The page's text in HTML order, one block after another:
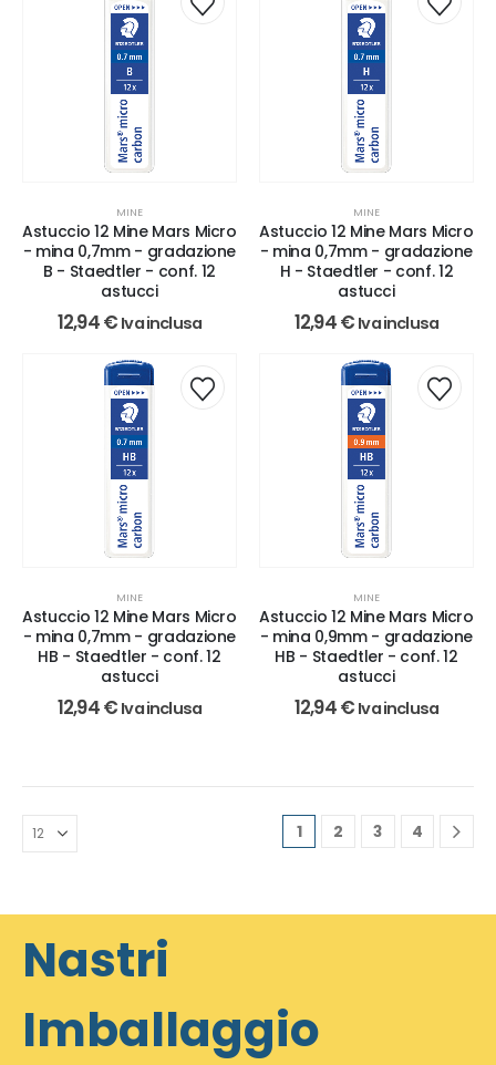
MINE
Astuccio 12 Mine Mars Micro
- mina 0,7mm - gradazione
B - Staedtler - conf. 12
astucci
12,94€ Iva inclusa
MINE
Astuccio 12 Mine Mars Micro
- mina 0,7mm - gradazione
H - Staedtler - conf. 12
astucci
12,94€ Iva inclusa
MINE
Astuccio 12 Mine Mars Micro
- mina 0,7mm - gradazione
HB - Staedtler - conf. 12
astucci
12,94€ Iva inclusa
MINE
Astuccio 12 Mine Mars Micro
- mina 0,9mm - gradazione
HB - Staedtler - conf. 12
astucci
12,94€ Iva inclusa
1 2 3 4
Nastri
Imballaggio